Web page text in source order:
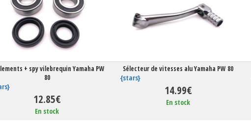
+ spy vilebrequin Yamaha PW
80
12.85€
En stock
Sélecteur de vitesses alu Yamaha PW 80
{stars}
14.99€
En stock